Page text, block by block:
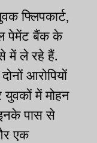
फ्लिपकार्ट,
पेमेंट बैंक के
में ले रहे हैं.
आरोपियों
युवकों में मोहन
पास से
एक